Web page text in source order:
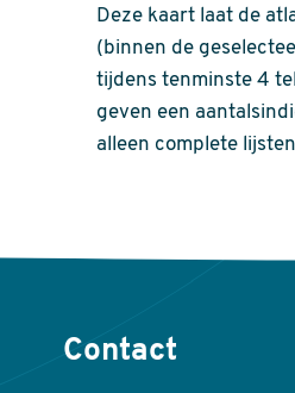
Deze kaart laat de
(binnen de
tijdens tenminste 4
geven een
alleen complete
Contact